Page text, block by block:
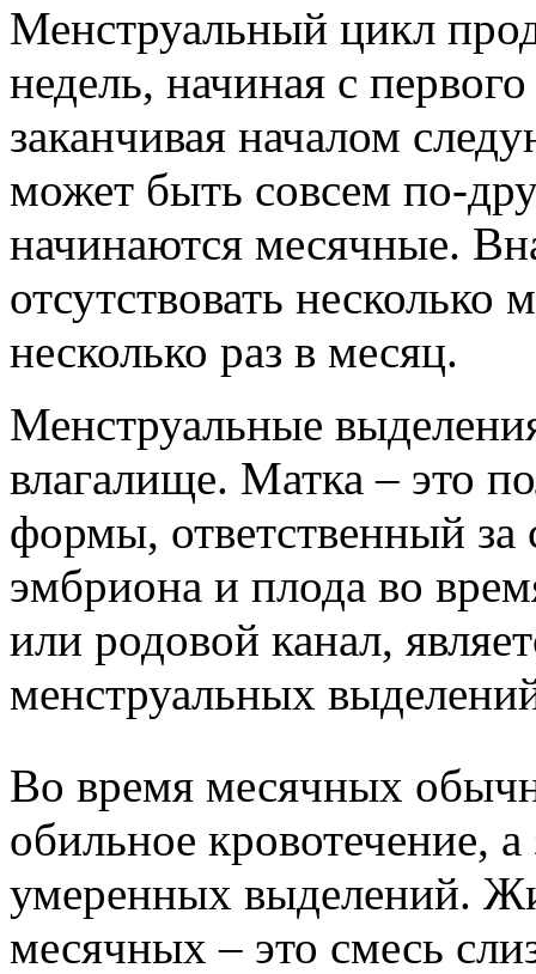
Менструальный цикл
недель, начиная с
заканчивая началом
может быть совсем по-
начинаются месячные.
отсутствовать несколько
несколько раз в месяц.
Менструальные
влагалище. Матка – это
формы, ответственный за
эмбриона и плода во
или родовой канал,
менструальных
Во время месячных
обильное кровотечение,
умеренных выделений.
месячных – это смесь